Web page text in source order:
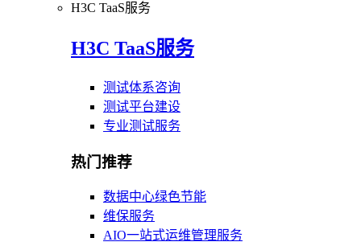
H3C TaaS服务
H3C TaaS服务
测试体系咨询
测试平台建设
专业测试服务
热门推荐
数据中心绿色节能
维保服务
AIO一站式运维管理服务